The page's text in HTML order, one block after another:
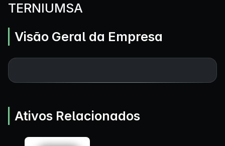
TERNIUMSA
Visão Geral da Empresa
Ativos Relacionados